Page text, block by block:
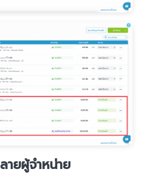
ายผู้จำหน่าย